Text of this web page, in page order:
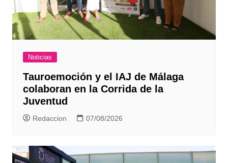
Noticias
Tauroemoción y el IAJ de Málaga
colaboran en la Corrida de la
Juventud
Redaccion 07/08/2026